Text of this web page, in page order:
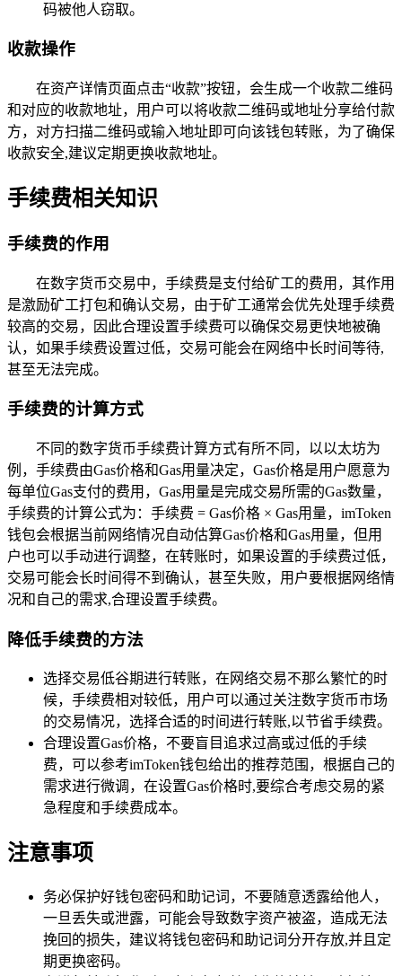
码被他人窃取。
收款操作
在资产详情页面点击“收款”按钮，会生成一个收款二维码
和对应的收款地址，用户可以将收款二维码或地址分享给付款
方，对方扫描二维码或输入地址即可向该钱包转账，为了确保
收款安全,建议定期更换收款地址。
手续费相关知识
手续费的作用
在数字货币交易中，手续费是支付给矿工的费用，其作用
是激励矿工打包和确认交易，由于矿工通常会优先处理手续费
较高的交易，因此合理设置手续费可以确保交易更快地被确
认，如果手续费设置过低，交易可能会在网络中长时间等待,
甚至无法完成。
手续费的计算方式
不同的数字货币手续费计算方式有所不同，以以太坊为
例，手续费由Gas价格和Gas用量决定，Gas价格是用户愿意为
每单位Gas支付的费用，Gas用量是完成交易所需的Gas数量，
手续费的计算公式为：手续费 = Gas价格 × Gas用量，imToken
钱包会根据当前网络情况自动估算Gas价格和Gas用量，但用
户也可以手动进行调整，在转账时，如果设置的手续费过低，
交易可能会长时间得不到确认，甚至失败，用户要根据网络情
况和自己的需求,合理设置手续费。
降低手续费的方法
选择交易低谷期进行转账，在网络交易不那么繁忙的时
候，手续费相对较低，用户可以通过关注数字货币市场
的交易情况，选择合适的时间进行转账,以节省手续费。
合理设置Gas价格，不要盲目追求过高或过低的手续
费，可以参考imToken钱包给出的推荐范围，根据自己的
需求进行微调，在设置Gas价格时,要综合考虑交易的紧
急程度和手续费成本。
注意事项
务必保护好钱包密码和助记词，不要随意透露给他人，
一旦丢失或泄露，可能会导致数字资产被盗，造成无法
挽回的损失，建议将钱包密码和助记词分开存放,并且定
期更换密码。